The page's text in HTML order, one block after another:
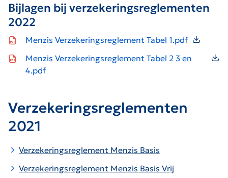
Bijlagen bij verzekeringsreglementen
2022
Icon file type-pdf
Menzis Verzekeringsreglement Tabel 1.pdf
Icon file type-pdf
Menzis Verzekeringsreglement Tabel 2 3 en
4.pdf
Verzekeringsreglementen
2021
Verzekeringsreglement Menzis Basis
Verzekeringsreglement Menzis Basis Vrij